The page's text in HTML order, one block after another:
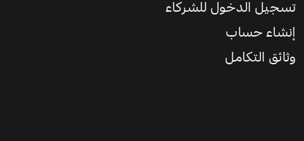
تسجيل الدخول للشركاء
إنشاء حساب
وثائق التكامل